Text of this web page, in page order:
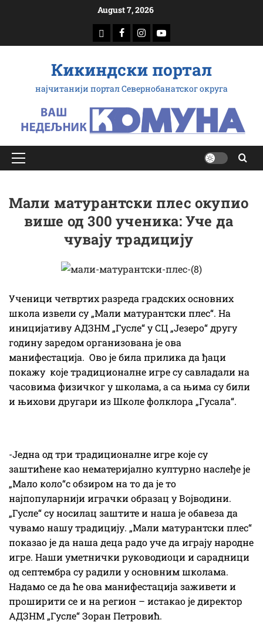
August 7, 2026
доwнлоад
Фацебоок
Инстаграм
Yоутубе
Кикиндски портал
најчитанији портал Севернобанатског округа
Примарy
Мали матурантски плес окупио
више од 300 ученика: Уче да
чувају традицију
Ученици четвртих разреда градских основних
школа извели су „Мали матурантски плес“. На
иницијативу АДЗНМ „Гусле“ у СЦ „Језеро“ другу
годину заредом организована је ова
манифестација. Ово је била прилика да ђаци
покажу које традиционалне игре су савладали на
часовима физичког у школама, а са њима су били
и њихови другари из Школе фолклора „Гусала“.
-Једна од три традиционалне игре које су
заштићене као нематеријално културно наслеђе је
„Мало коло“с обзиром на то да је то
најпопуларнији играчки образац у Војводини.
„Гусле“ су носилац заштите и наша је обавеза да
чувамо нашу традицију. „Мали матурантски плес“
показао је да наша деца радо уче да играју народне
игре. Наши уметнички руководиоци и сарадници
од септембра су радили у основним школама.
Надамо се да ће ова манифестација заживети и
проширити се и на регион – истакао је директор
АДЗНМ „Гусле“ Зоран Петровић.